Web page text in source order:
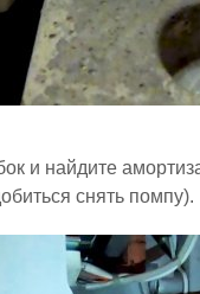
и найдите
снять помпу).